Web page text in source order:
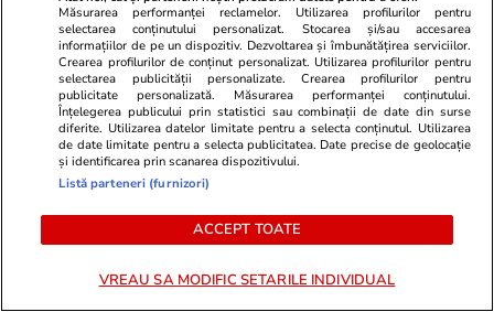
perioada tradițională de doliu în iudaism. Toate
acestea reprezintă, în sine, o formă de răpire și
ceva cu care societatea noastră trebuie încă să
se confrunte. Și spun toate astea în cea mai
generoasă interpretare posibilă, acceptând
ipoteza oficială.
Din păcate, nici astăzi nu s-a ajuns unde ar
trebui. Au existat totuși câțiva pași înainte. Cred
că în 2021, prim-ministrul, al cărui nume prefer
Măsurarea performanței reclamelor. Utilizarea profilurilor pentru
selectarea conținutului personalizat. Stocarea și/sau accesarea
informațiilor de pe un dispozitiv. Dezvoltarea și îmbunătățirea serviciilor.
Crearea profilurilor de conținut personalizat. Utilizarea profilurilor pentru
selectarea publicității personalizate. Crearea profilurilor pentru
publicitate personalizată. Măsurarea performanței conținutului.
Înțelegerea publicului prin statistici sau combinații de date din surse
diferite. Utilizarea datelor limitate pentru a selecta conținutul. Utilizarea
de date limitate pentru a selecta publicitatea. Date precise de geolocație
și identificarea prin scanarea dispozitivului.
Listă parteneri (furnizori)
ACCEPT TOATE
VREAU SA MODIFIC SETARILE INDIVIDUAL